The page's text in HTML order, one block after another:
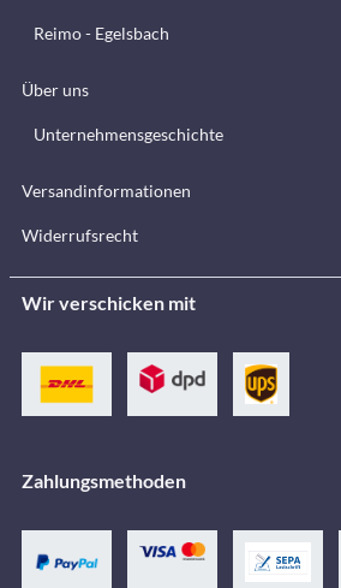
Reimo - Egelsbach
Über uns
Unternehmensgeschichte
Versandinformationen
Widerrufsrecht
Wir verschicken mit
Zahlungsmethoden